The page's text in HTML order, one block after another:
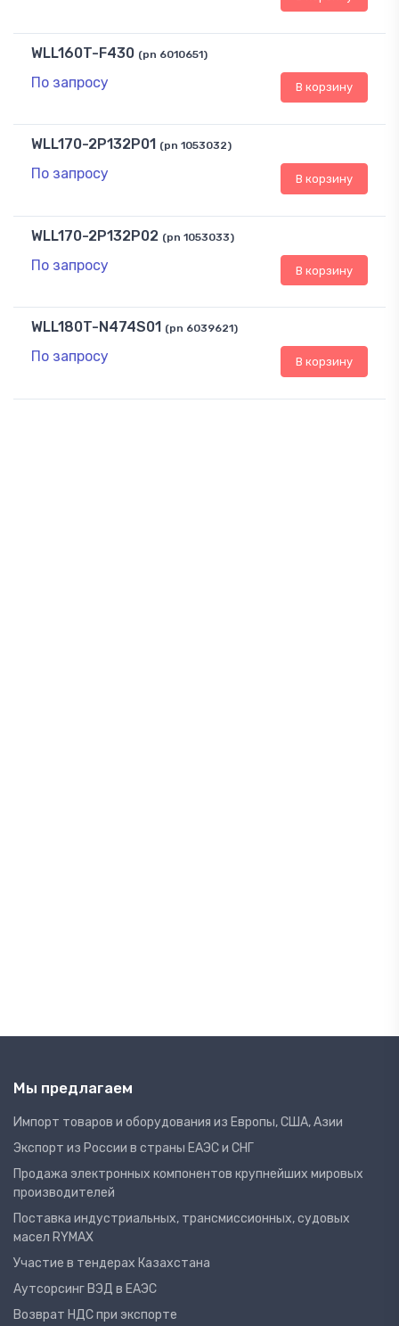
WLL160T-F430 (pn 6010651)
По запросу В корзину
WLL170-2P132P01 (pn 1053032)
По запросу В корзину
WLL170-2P132P02 (pn 1053033)
По запросу В корзину
WLL180T-N474S01 (pn 6039621)
По запросу В корзину
Мы предлагаем
Импорт товаров и оборудования из Европы, США, Азии
Экспорт из России в страны ЕАЭС и СНГ
Продажа электронных компонентов крупнейших мировых
производителей
Поставка индустриальных, трансмиссионных, судовых
масел RYMAX
Участие в тендерах Казахстана
Аутсорсинг ВЭД в ЕАЭС
Возврат НДС при экспорте